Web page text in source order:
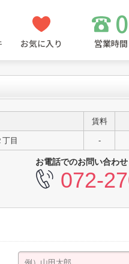
お気に入り 営業時
賃料
目 -
お電話でのお問い合わ
072-